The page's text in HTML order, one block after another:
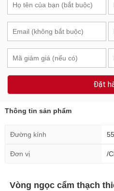
Đặt
Thông tin sản phẩm
Đường kính
Đơn vị /
Vòng ngọc cẩm thạch